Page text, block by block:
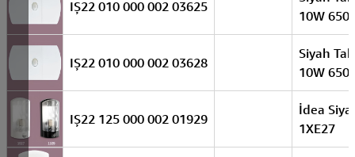
IŞ22 010 000 002 03625
10W
IŞ22 010 000 002 03628
Siyah
10W
IŞ22 125 000 002 01929
İdea
1XE27